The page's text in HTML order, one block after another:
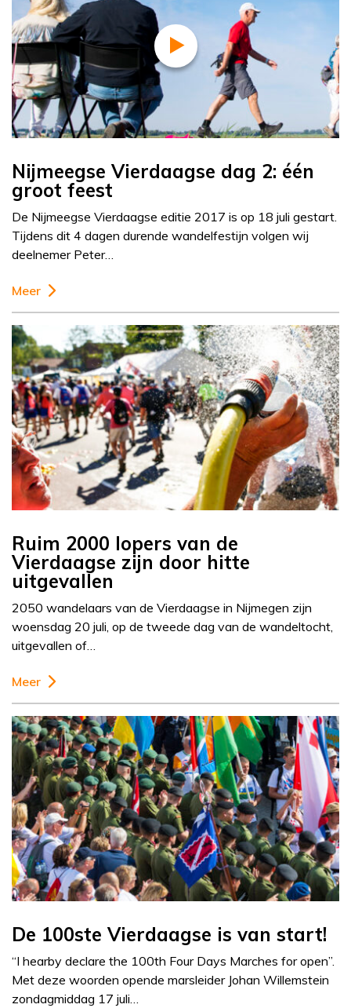
Nijmeegse Vierdaagse dag 2: één
groot feest
De Nijmeegse Vierdaagse editie 2017 is op 18 juli gestart.
Tijdens dit 4 dagen durende wandelfestijn volgen wij
deelnemer Peter…
Meer
Ruim 2000 lopers van de
Vierdaagse zijn door hitte
uitgevallen
2050 wandelaars van de Vierdaagse in Nijmegen zijn
woensdag 20 juli, op de tweede dag van de wandeltocht,
uitgevallen of…
Meer
De 100ste Vierdaagse is van start!
“I hearby declare the 100th Four Days Marches for open”.
Met deze woorden opende marsleider Johan Willemstein
zondagmiddag 17 juli…